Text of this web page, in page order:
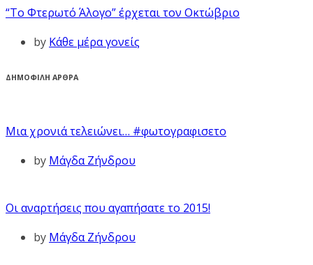
“Το Φτερωτό Άλογο” έρχεται τον Οκτώβριο
by Κάθε μέρα γονείς
ΔΗΜΟΦΙΛΗ ΑΡΘΡΑ
Μια χρονιά τελειώνει… #φωτογραφισετο
by Μάγδα Ζήνδρου
Οι αναρτήσεις που αγαπήσατε το 2015!
by Μάγδα Ζήνδρου